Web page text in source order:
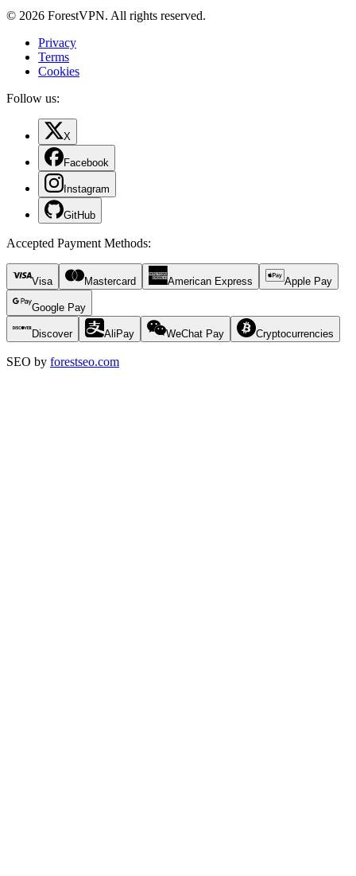
© 2026 ForestVPN. All rights reserved.
Privacy
Terms
Cookies
Follow us:
X
Facebook
Instagram
GitHub
Accepted Payment Methods:
Visa Mastercard American Express Apple Pay
Google Pay
Discover AliPay WeChat Pay Cryptocurrencies
SEO by forestseo.com